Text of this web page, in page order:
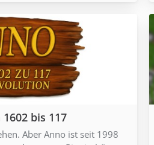
bis 117
Aber Anno ist seit 1998